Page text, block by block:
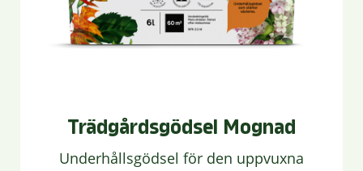
Trädgårdsgödsel Mognad
Underhållsgödsel för den uppvuxna